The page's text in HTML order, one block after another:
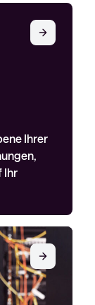
Ihrer
Ihr